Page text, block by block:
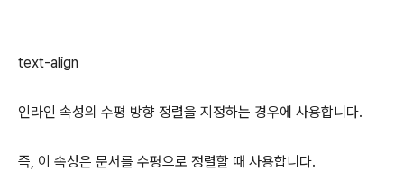
text-align
인라인 속성의 수평 방향 정렬을 지정하는 경우에 사용합니다.
즉, 이 속성은 문서를 수평으로 정렬할 때 사용합니다.